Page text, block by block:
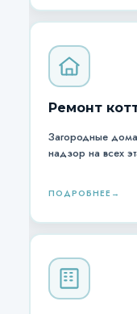
Ремонт
Загородные
надзор на всех
ПОДРОБНЕЕ